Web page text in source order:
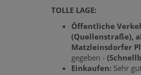
TOLLE LAGE:
Öffentliche
(Quellenstraße),
Matzleinsdorfer
gegeben -
Einkaufen: Sehr